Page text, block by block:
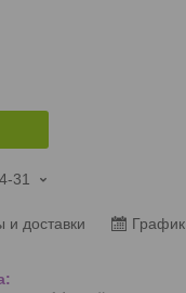
31
и доставки